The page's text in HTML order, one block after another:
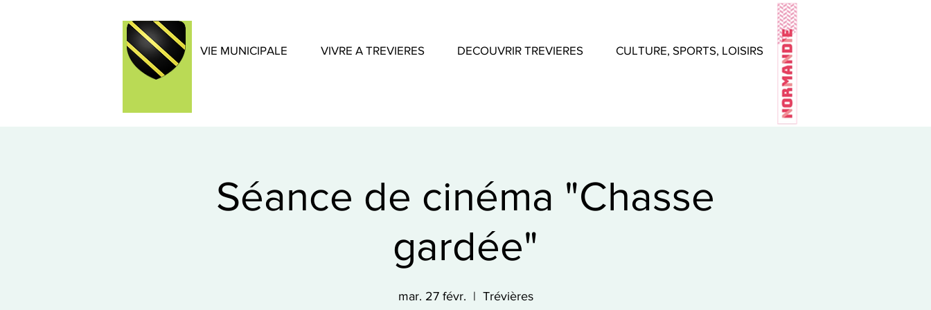
VIE MUNICIPALE VIVRE A TREVIERES DECOUVRIR TREVIERES CULTURE, SPORTS, LOISIRS
Séance de cinéma "Chasse
gardée"
mar. 27 févr.
  |
Trévières